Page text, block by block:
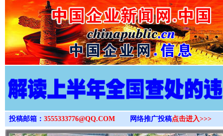
>
投稿邮箱： 3555333776@QQ.COM 网络推广投稿点击进入>>>